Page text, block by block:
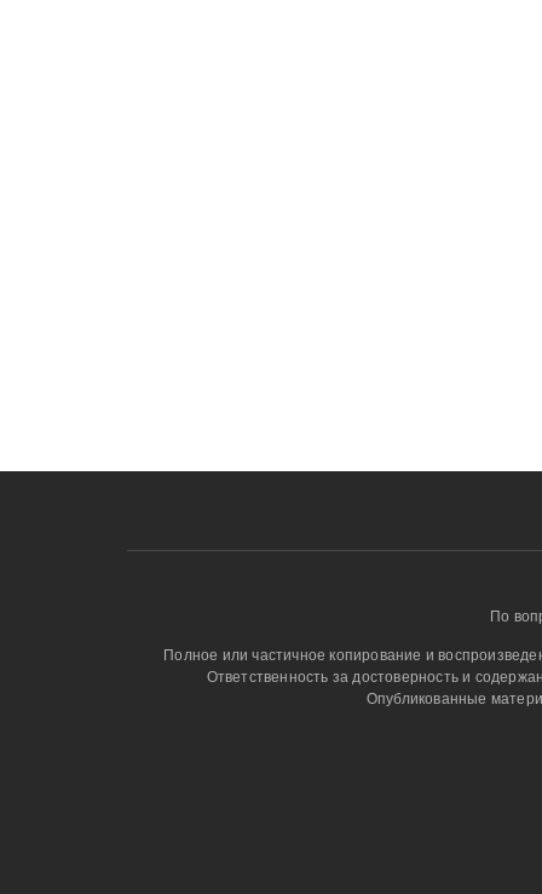
По
Полное или частичное копирование и
Ответственность за достоверность и
Опубликованные